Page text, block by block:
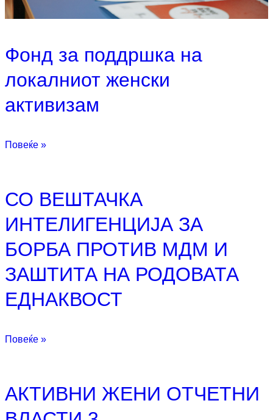
Фонд за поддршка на
локалниот женски
активизам
Повеќе »
СО ВЕШТАЧКА
ИНТЕЛИГЕНЦИЈА ЗА
БОРБА ПРОТИВ МДМ И
ЗАШТИТА НА РОДОВАТА
ЕДНАКВОСТ
Повеќе »
АКТИВНИ ЖЕНИ ОТЧЕТНИ